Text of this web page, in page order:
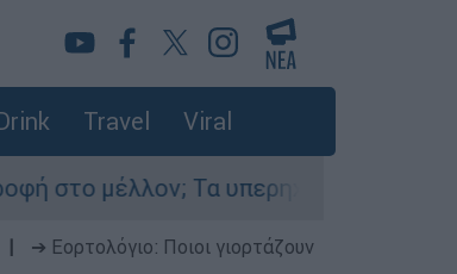
Travel Viral
Τα υπερηχητικά αεροπλάνα
➔ Εορτολόγιο: Ποιοι γιορτάζουν